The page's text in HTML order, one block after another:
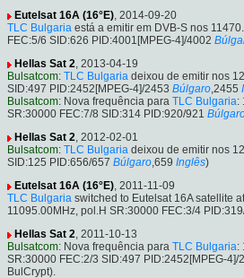
Eutelsat 16A (16°E), 2014-09-20
TLC Bulgaria está a emitir em DVB-S nos
FEC:5/6 SID:626 PID:4001[MPEG-4]/4002
Hellas Sat 2, 2013-04-19
Bulsatcom: TLC Bulgaria deixou de emitir nos
SID:497 PID:2452[MPEG-4]/2453 Búlgaro,2455
Bulsatcom: Nova frequência para TLC Bulgaria:
SR:30000 FEC:7/8 SID:314 PID:920/921
Hellas Sat 2, 2012-02-01
Bulsatcom: TLC Bulgaria deixou de emitir nos
SID:125 PID:656/657 Búlgaro,659 Inglês)
Eutelsat 16A (16°E), 2011-11-09
TLC Bulgaria switched to Eutelsat 16A satellite
11095.00MHz, pol.H SR:30000 FEC:3/4
Hellas Sat 2, 2011-10-13
Bulsatcom: Nova frequência para TLC Bulgaria:
SR:30000 FEC:2/3 SID:497 PID:2452[MPEG-4]/
BulCrypt).